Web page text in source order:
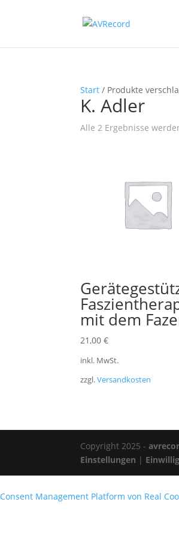
Start / Produkte
K. Adler
Alle 2 Ergebnisse
mit dem
21,00€
inkl. MwSt.
zzgl.Versandkosten
Copyright 2025 -
Einstellungen |
Consent Management Platform von Real